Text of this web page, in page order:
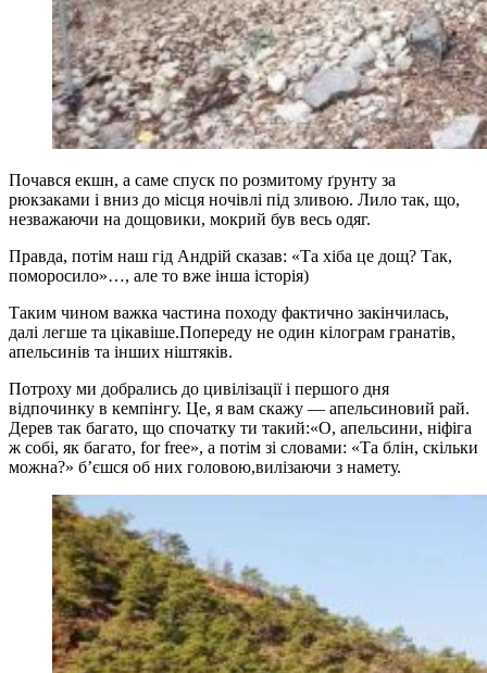
Почався екшн, а саме спуск по розмитому ґрунту за
рюкзаками і вниз до місця ночівлі під зливою. Лило так, що,
незважаючи на дощовики, мокрий був весь одяг.
Правда, потім наш гід Андрій сказав: «Та хіба це дощ? Так,
поморосило»…, але то вже інша історія)
Таким чином важка частина походу фактично закінчилась,
далі легше та цікавіше.Попереду не один кілограм гранатів,
апельсинів та інших ніштяків.
Потроху ми добрались до цивілізації і першого дня
відпочинку в кемпінгу. Це, я вам скажу — апельсиновий рай.
Дерев так багато, що спочатку ти такий:«О, апельсини, ніфіга
ж собі, як багато, for free», а потім зі словами: «Та блін, скільки
можна?» б’єшся об них головою,вилізаючи з намету.